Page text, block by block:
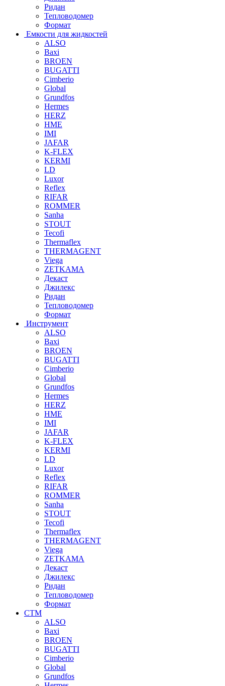
Ридан
Тепловодомер
Формат
Емкости для жидкостей
ALSO
Baxi
BROEN
BUGATTI
Cimberio
Global
Grundfos
Hermes
HERZ
HME
IMI
JAFAR
K-FLEX
KERMI
LD
Luxor
Reflex
RIFAR
ROMMER
Sanha
STOUT
Tecofi
Thermaflex
THERMAGENT
Viega
ZETKAMA
Декаст
Джилекс
Ридан
Тепловодомер
Формат
Инструмент
ALSO
Baxi
BROEN
BUGATTI
Cimberio
Global
Grundfos
Hermes
HERZ
HME
IMI
JAFAR
K-FLEX
KERMI
LD
Luxor
Reflex
RIFAR
ROMMER
Sanha
STOUT
Tecofi
Thermaflex
THERMAGENT
Viega
ZETKAMA
Декаст
Джилекс
Ридан
Тепловодомер
Формат
СТМ
ALSO
Baxi
BROEN
BUGATTI
Cimberio
Global
Grundfos